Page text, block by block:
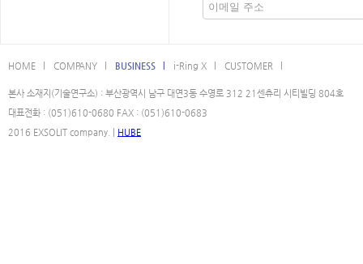
HOME l COMPANY l BUSINESS l i-Ring X l CUSTOMER l
본사 소재지(기술연구소) : 부산광역시 남구 대연3동 수영로 312 21센츄리 시티빌딩 804호
대표전화 : (051)610-0680 FAX : (051)610-0683
2016 EXSOLIT company. | HUBE